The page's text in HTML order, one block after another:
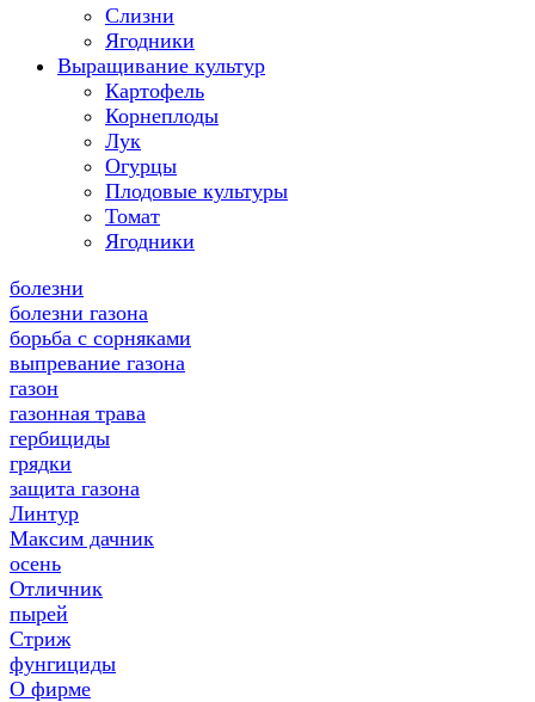
Слизни
Ягодники
Выращивание культур
Картофель
Корнеплоды
Лук
Огурцы
Плодовые культуры
Томат
Ягодники
болезни
болезни газона
борьба с сорняками
выпревание газона
газон
газонная трава
гербициды
грядки
защита газона
Линтур
Максим дачник
осень
Отличник
пырей
Стриж
фунгициды
О фирме